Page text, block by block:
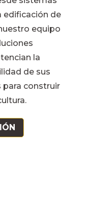
edificación de
equipo
la
de sus
para construir